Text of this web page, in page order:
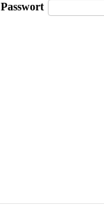
Passwort